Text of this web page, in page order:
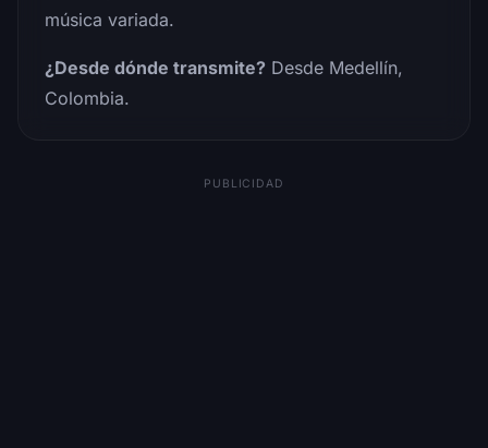
música variada.
¿Desde dónde transmite? Desde Medellín,
Colombia.
PUBLICIDAD